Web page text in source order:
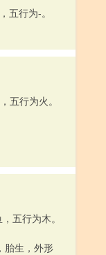
五行为-。
五行为火。
五行为木。
胎生，外形